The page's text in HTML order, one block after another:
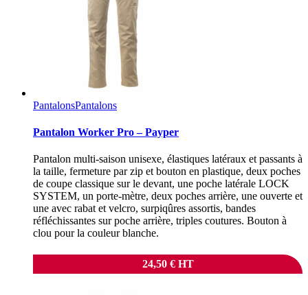
PantalonsPantalons
Pantalon Worker Pro – Payper
Pantalon multi-saison unisexe, élastiques latéraux et passants à
la taille, fermeture par zip et bouton en plastique, deux poches
de coupe classique sur le devant, une poche latérale LOCK
SYSTEM, un porte-mètre, deux poches arrière, une ouverte et
une avec rabat et velcro, surpiqûres assortis, bandes
réfléchissantes sur poche arrière, triples coutures. Bouton à
clou pour la couleur blanche.
24,50 €HT